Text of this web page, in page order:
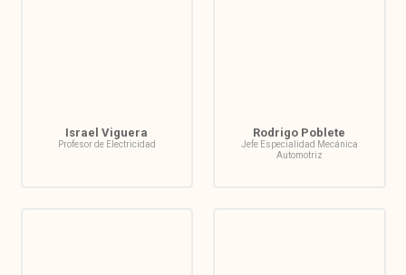
Israel Viguera
Profesor de Electricidad
Rodrigo Poblete
Jefe Especialidad Mecánica
Automotriz